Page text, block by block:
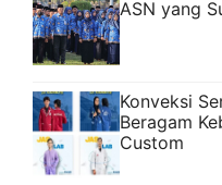
ASN yang
Konveksi
Beragam
Custom